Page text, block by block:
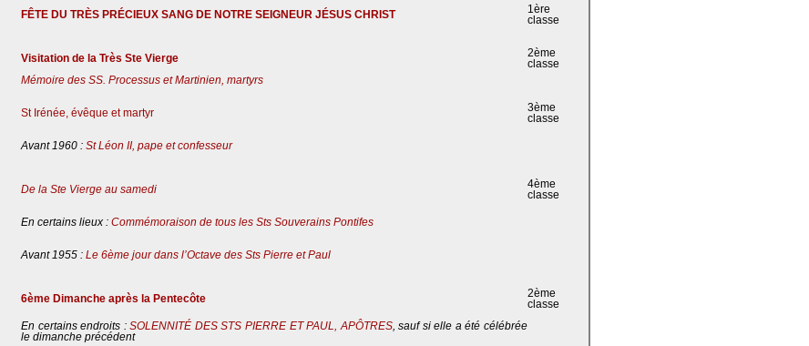
FÊTE DU TRÈS PRÉCIEUX SANG DE NOTRE SEIGNEUR JÉSUS CHRIST
1ère
classe
Visitation de la Très Ste Vierge
2ème
classe
Mémoire des SS. Processus et Martinien, martyrs
St Irénée, évêque et martyr
3ème
classe
Avant 1960 : St Léon II, pape et confesseur
De la Ste Vierge au samedi
4ème
classe
En certains lieux : Commémoraison de tous les Sts Souverains Pontifes
Avant 1955 : Le 6ème jour dans l’Octave des Sts Pierre et Paul
6ème Dimanche après la Pentecôte
2ème
classe
En certains endroits :SOLENNITÉ DES STS PIERRE ET PAUL, APÔTRES, sauf si elle a été célébrée
le dimanche précédent